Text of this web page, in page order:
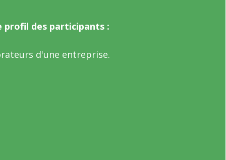
profil des participants :
d'une entreprise.